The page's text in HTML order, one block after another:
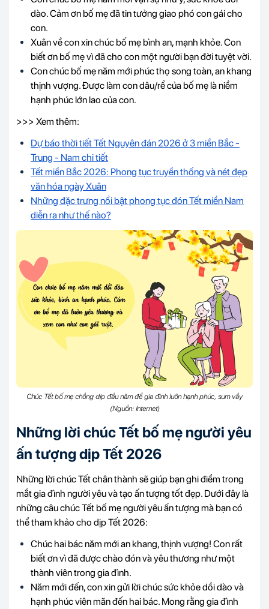
dào. Cảm ơn bố mẹ đã tin tưởng giao phó con gái cho
con.
Xuân về con xin chúc bố mẹ bình an, mạnh khỏe. Con
biết ơn bố mẹ vì đã cho con một người bạn đời tuyệt vời.
Con chúc bố mẹ năm mới phúc thọ song toàn, an khang
thịnh vượng. Được làm con dâu/rể của bố mẹ là niềm
hạnh phúc lớn lao của con.
>>> Xem thêm:
Dự báo thời tiết Tết Nguyên đán 2026 ở 3 miền Bắc -
Trung - Nam chi tiết
Tết miền Bắc 2026: Phong tục truyền thống và nét đẹp
văn hóa ngày Xuân
Những đặc trưng nổi bật phong tục đón Tết miền Nam
diễn ra như thế nào?
Chúc Tết bố mẹ chồng dịp đầu năm để gia đình luôn hạnh phúc, sum vầy
(Nguồn: Internet)
Những lời chúc Tết bố mẹ người yêu
ấn tượng dịp Tết 2026
Những lời chúc Tết chân thành sẽ giúp bạn ghi điểm trong
mắt gia đình người yêu và tạo ấn tượng tốt đẹp. Dưới đây là
những câu chúc Tết bố mẹ người yêu ấn tượng mà bạn có
thể tham khảo cho dịp Tết 2026:
Chúc hai bác năm mới an khang, thịnh vượng! Con rất
biết ơn vì đã được chào đón và yêu thương như một
thành viên trong gia đình.
Năm mới đến, con xin gửi lời chúc sức khỏe dồi dào và
hạnh phúc viên mãn đến hai bác. Mong rằng gia đình